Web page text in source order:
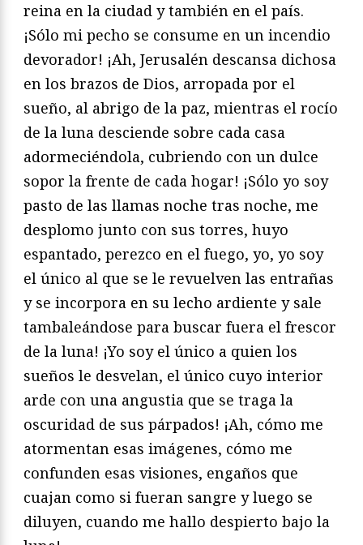
reina en la ciudad y también en el país.
¡Sólo mi pecho se consume en un incendio
devorador! ¡Ah, Jerusalén descansa dichosa
en los brazos de Dios, arropada por el
sueño, al abrigo de la paz, mientras el rocío
de la luna desciende sobre cada casa
adormeciéndola, cubriendo con un dulce
sopor la frente de cada hogar! ¡Sólo yo soy
pasto de las llamas noche tras noche, me
desplomo junto con sus torres, huyo
espantado, perezco en el fuego, yo, yo soy
el único al que se le revuelven las entrañas
y se incorpora en su lecho ardiente y sale
tambaleándose para buscar fuera el frescor
de la luna! ¡Yo soy el único a quien los
sueños le desvelan, el único cuyo interior
arde con una angustia que se traga la
oscuridad de sus párpados! ¡Ah, cómo me
atormentan esas imágenes, cómo me
confunden esas visiones, engaños que
cuajan como si fueran sangre y luego se
diluyen, cuando me hallo despierto bajo la